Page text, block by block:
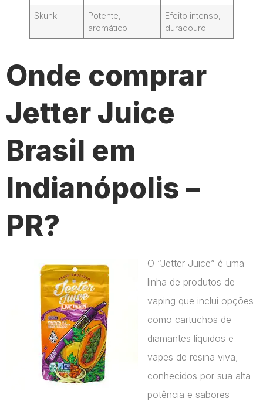
Skunk
Potente,
aromático
Efeito intenso,
duradouro
Onde comprar
Jetter Juice
Brasil em
Indianópolis –
PR?
O “Jetter Juice” é uma
linha de produtos de
vaping que inclui opções
como cartuchos de
diamantes líquidos e
vapes de resina viva,
conhecidos por sua alta
potência e sabores